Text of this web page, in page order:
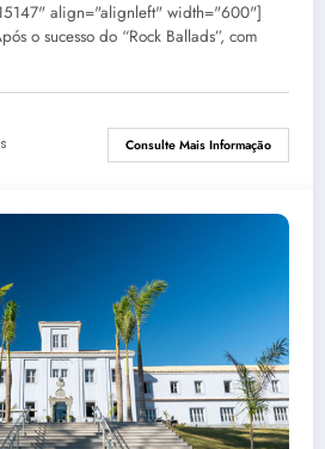
align="alignleft" width="600"]
o sucesso do “Rock Ballads”, com
Consulte Mais Informação